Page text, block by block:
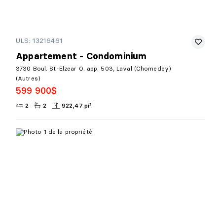
ULS: 13216461
Appartement - Condominium
3730 Boul. St-Elzear O. app. 503, Laval (Chomedey)
(Autres)
599 900$
2 2 922,47 pi²